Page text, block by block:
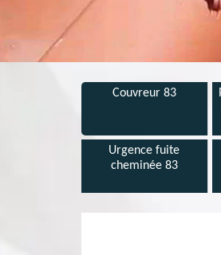
Couvreur 83
Urgence fuite
cheminée 83